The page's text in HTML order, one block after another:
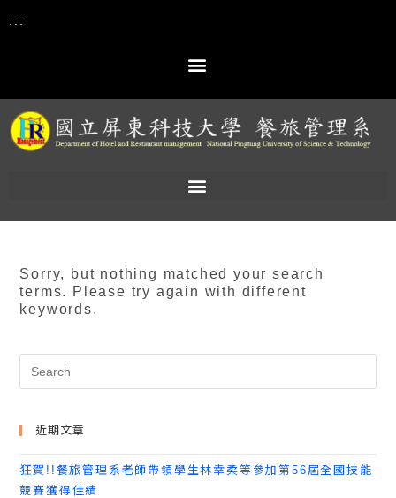
:::
Sorry, but nothing matched your search
terms. Please try again with different
keywords.
近期文章
狂賀!!餐旅管理系老師帶領學生林幸柔等參加第56屆全國技能
競賽獲得佳績